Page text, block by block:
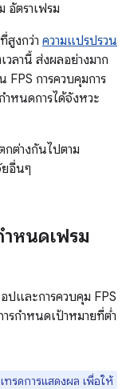
อัตราเฟรม
สูงกว่า ความแปรปรวน
วลานี้ ส่งผลอย่างมาก
FPS การควบคุมการ
หนดการได้จังหวะ
กต่างกันไปตาม
อื่นๆ
ำหนดเฟรม
ปและการควบคุม FPS
รกำหนดเป้าหมายที่ต่ำ
รดการแสดงผล เพื่อให้